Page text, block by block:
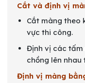
Cắt và định vị
Cắt màng theo
vực thi công.
Định vị các tấm
chồng lên nhau
Định vị màng